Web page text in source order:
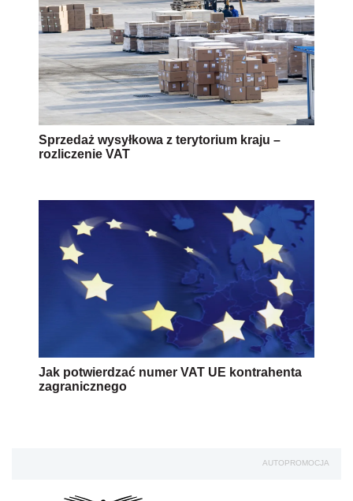
Sprzedaż wysyłkowa z terytorium kraju –
rozliczenie VAT
Jak potwierdzać numer VAT UE kontrahenta
zagranicznego
AUTOPROMOCJA